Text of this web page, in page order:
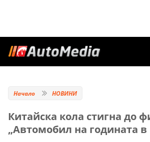
Начало НОВИНИ
Китайска кола стигна до
„Автомобил на годината в